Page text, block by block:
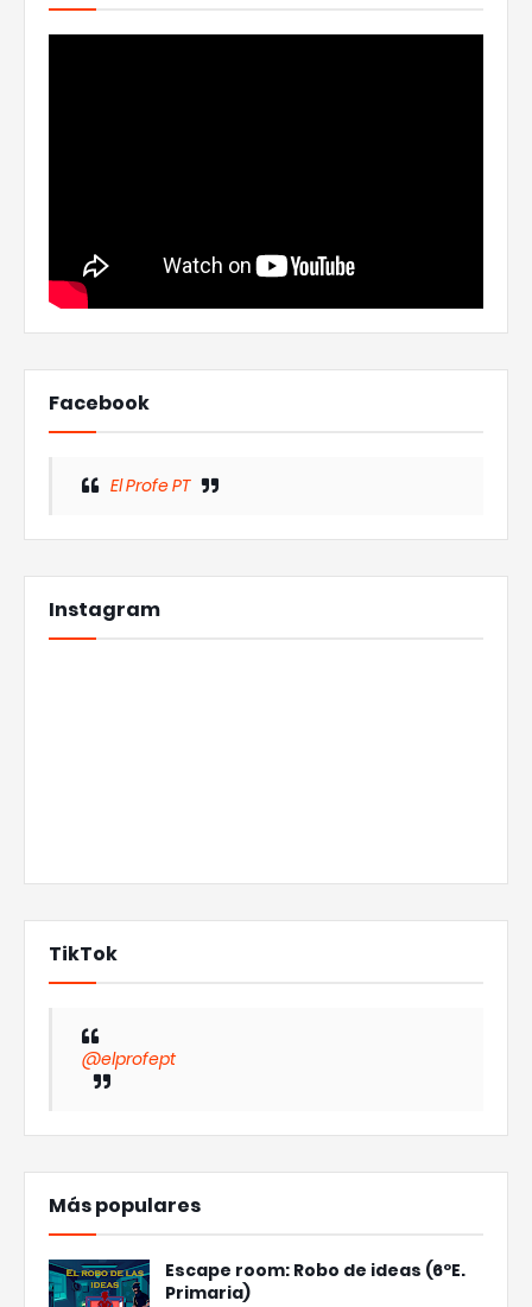
Facebook
El Profe PT
Instagram
TikTok
@elprofept
Más populares
Escape room: Robo de ideas (6ºE.
Primaria)